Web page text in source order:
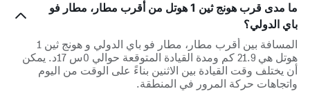
ما مدى قرب هونج ثين 1 هوتل من أقرب مطار، مطار فو
باي الدولي؟
المسافة بين أقرب مطار، مطار فو باي الدولي و هونج ثين 1
هوتل هي 21.9 كم ومدة القيادة المتوقعة حوالي 0س 17د. يمكن
أن يختلف وقت القيادة بين الاثنين بناءً على الوقت من اليوم
واتجاهات حركة المرور في المنطقة.